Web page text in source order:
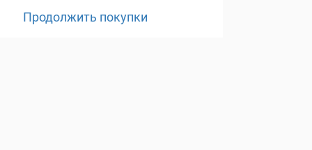
Продолжить покупки